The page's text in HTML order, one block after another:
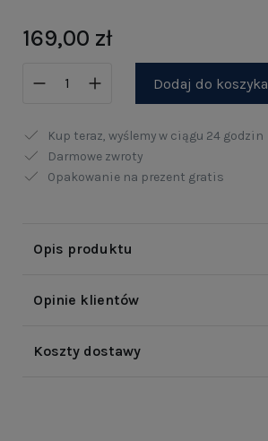
169,00 zł
Dodaj do koszyka
Kup teraz, wyślemy w ciągu 24 godzin
Darmowe zwroty
Opakowanie na prezent gratis
Opis produktu
Opinie klientów
Koszty dostawy